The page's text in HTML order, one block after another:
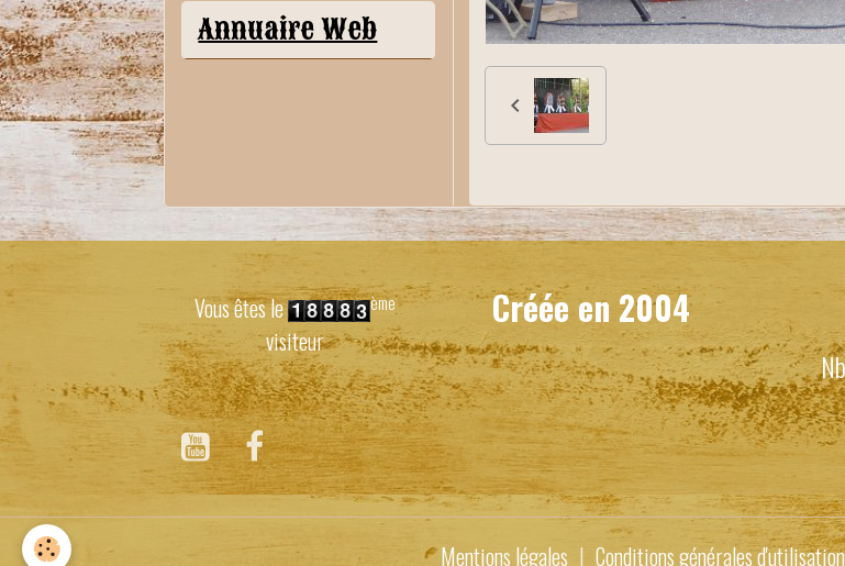
Annuaire Web
Vous êtes le ème
visiteur
Créée en 2004
Mentions légales Conditions générales d'utilisation